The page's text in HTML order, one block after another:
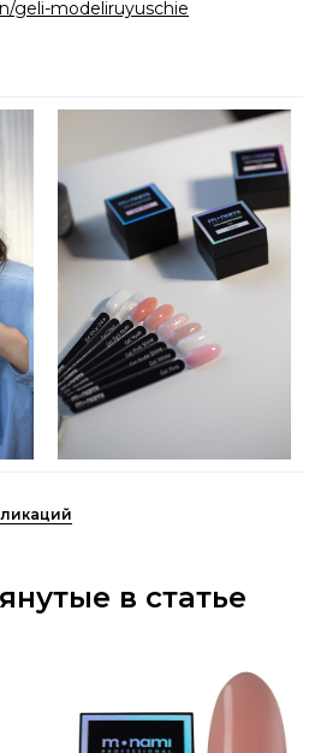
geli-modeliruyuschie
в статье